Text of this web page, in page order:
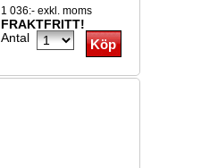
1 036:- exkl. moms
FRAKTFRITT!
Antal